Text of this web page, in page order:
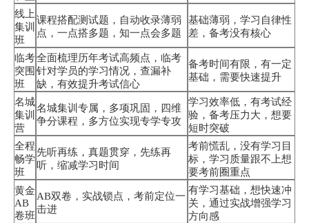
线上
集训
班
课程搭配测试题，自动收录薄弱
点，一点搭多题，知一点会多题
基础薄弱，学习自律性
差，备考没有核心
临考
突围
班
全面梳理历年考试高频点，临考
针对学员的学习情况，查漏补
缺，有效提升考试信心
备考时间有限，有一定
基础，需要快速提升
名城
集训
营
名城集训专属，多项巩固，四维
争分课程，多方位实现专学专攻
学习效率低，有考试经
验，备考压力大，想要
短时突破
全程
畅学
班
先听再练，真题贯穿，先练再
听，缩减学习时间
考前慌乱，没有学习目
标，学习质量跟不上想
要考前圈重点
黄金
AB
卷班
AB双卷，实战锁点，考前定位一
击进
有学习基础，想快速冲
关，通过实战增强学习
方向感